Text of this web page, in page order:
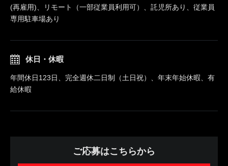
(再雇用)、リモート（一部従業員利用可）、託児所あり、従業員
専用駐車場あり
休日・休暇
年間休日123日、完全週休二日制（土日祝）、年末年始休暇、有
給休暇
ご応募はこちらから